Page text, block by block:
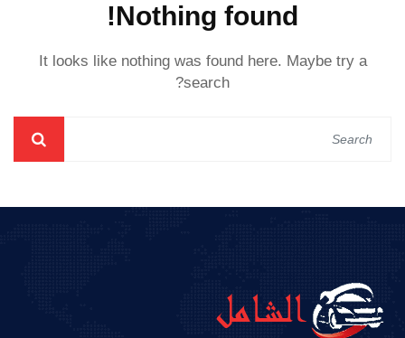
Nothing found!
It looks like nothing was found here. Maybe try a
search?